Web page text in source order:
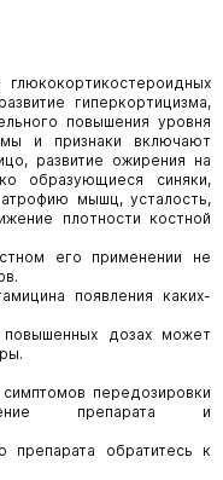
гиперкортицизма,
повышения уровня
и признаки включают
развитие ожирения на
образующиеся синяки,
мышц, усталость,
плотности костной
его применении не
появления каких-
дозах может
передозировки
препарата и
препарата обратитесь к